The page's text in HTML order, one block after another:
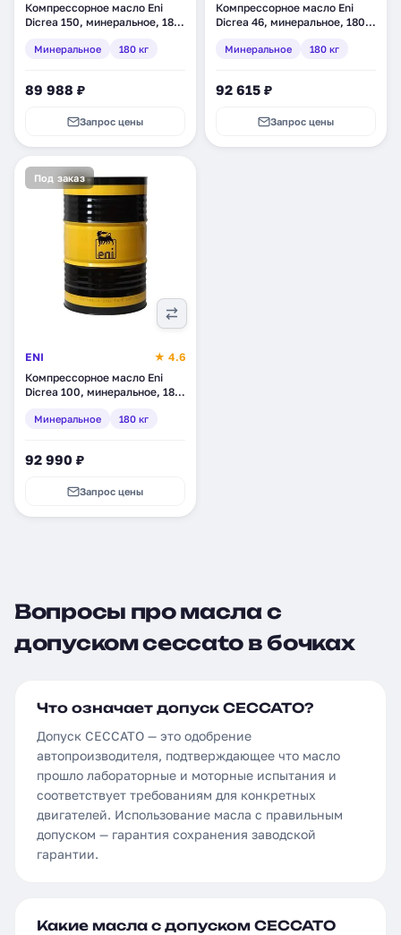
Компрессорное масло Eni
Dicrea 150, минеральное, 180
Минеральное 180 кг
89 988 ₽
Запрос цены
Компрессорное масло Eni
Dicrea 46, минеральное, 180
Минеральное 180 кг
92 615 ₽
Запрос цены
Под заказ
ENI
★ 4.6
Компрессорное масло Eni
Dicrea 100, минеральное, 180
Минеральное 180 кг
92 990 ₽
Запрос цены
Вопросы про масла с
допуском ceccato в бочках
Что означает допуск CECCATO?
Допуск CECCATO — это одобрение
автопроизводителя, подтверждающее что масло
прошло лабораторные и моторные испытания и
соответствует требованиям для конкретных
двигателей. Использование масла с правильным
допуском — гарантия сохранения заводской
гарантии.
Какие масла с допуском CECCATO